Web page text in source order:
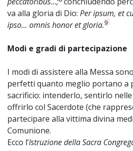
va alla gloria di Dio: Per ipsum, et
ipso... omnis honor et gloria.9
Modi e gradi di partecipazione
I modi di assistere alla Messa
perfetti quanto meglio portano a
sacrificio: intenderlo, sentirlo
offrirlo col Sacerdote (che
partecipare alla vittima divina
Comunione.
Ecco l’Istruzione della Sacra